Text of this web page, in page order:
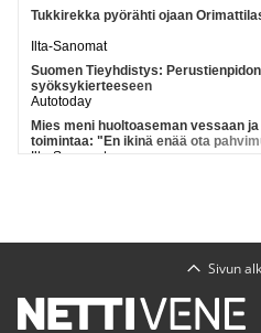
Tukkirekka pyörähti ojaan
Ilta-Sanomat
Suomen Tieyhdistys:
syöksykierteeseen
Autotoday
Mies meni huoltoaseman vessaan
toimintaa: "En ikinä enää ota
Ilta-Sanomat
Sivun